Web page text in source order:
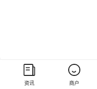
资讯 商户